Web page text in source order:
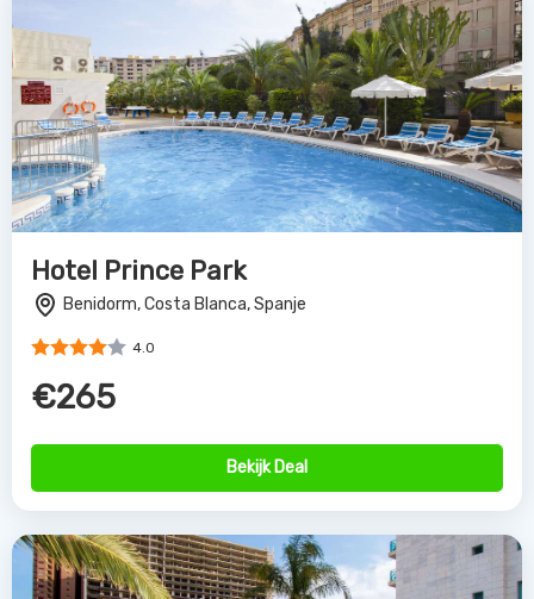
Hotel Prince Park
Benidorm, Costa Blanca, Spanje
4.0
€265
Bekijk Deal